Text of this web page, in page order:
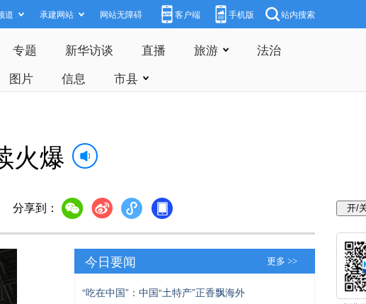
道 承建网站 网站无障碍 客户端 手机版 站内搜索
专题 新华访谈 直播 旅游
法治
图片 信息 市县
火爆
分享到：
今日要闻 更多 >>
“吃在中国”：中国“土特产”正香飘海外